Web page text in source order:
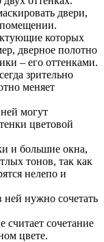
двери,
которых
дверное полотно
– его оттенками.
зрительно
меняет
могут
цветовой
и большие окна,
тонов, так как
нелепо и
ней нужно сочетать
считает сочетание
цвете.